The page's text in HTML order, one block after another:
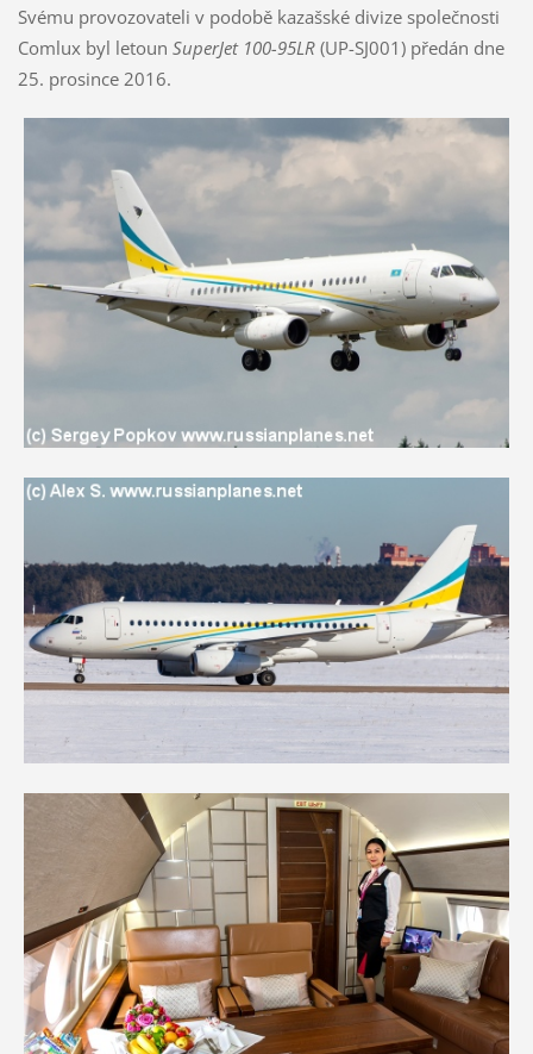
Svému provozovateli v podobě kazašské divize společnosti
Comlux byl letoun SuperJet 100-95LR(UP-SJ001) předán dne
25. prosince 2016.